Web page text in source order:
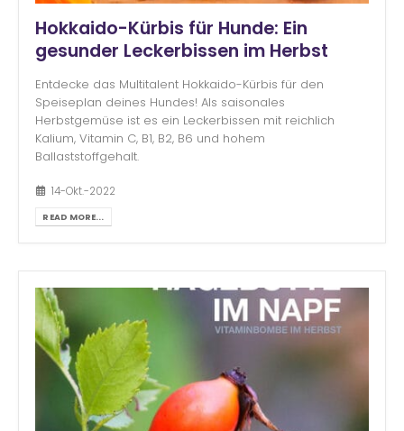
Hokkaido-Kürbis für Hunde: Ein
gesunder Leckerbissen im Herbst
Entdecke das Multitalent Hokkaido-Kürbis für den
Speiseplan deines Hundes! Als saisonales
Herbstgemüse ist es ein Leckerbissen mit reichlich
Kalium, Vitamin C, B1, B2, B6 und hohem
Ballaststoffgehalt.
14-Okt.-2022
READ MORE...